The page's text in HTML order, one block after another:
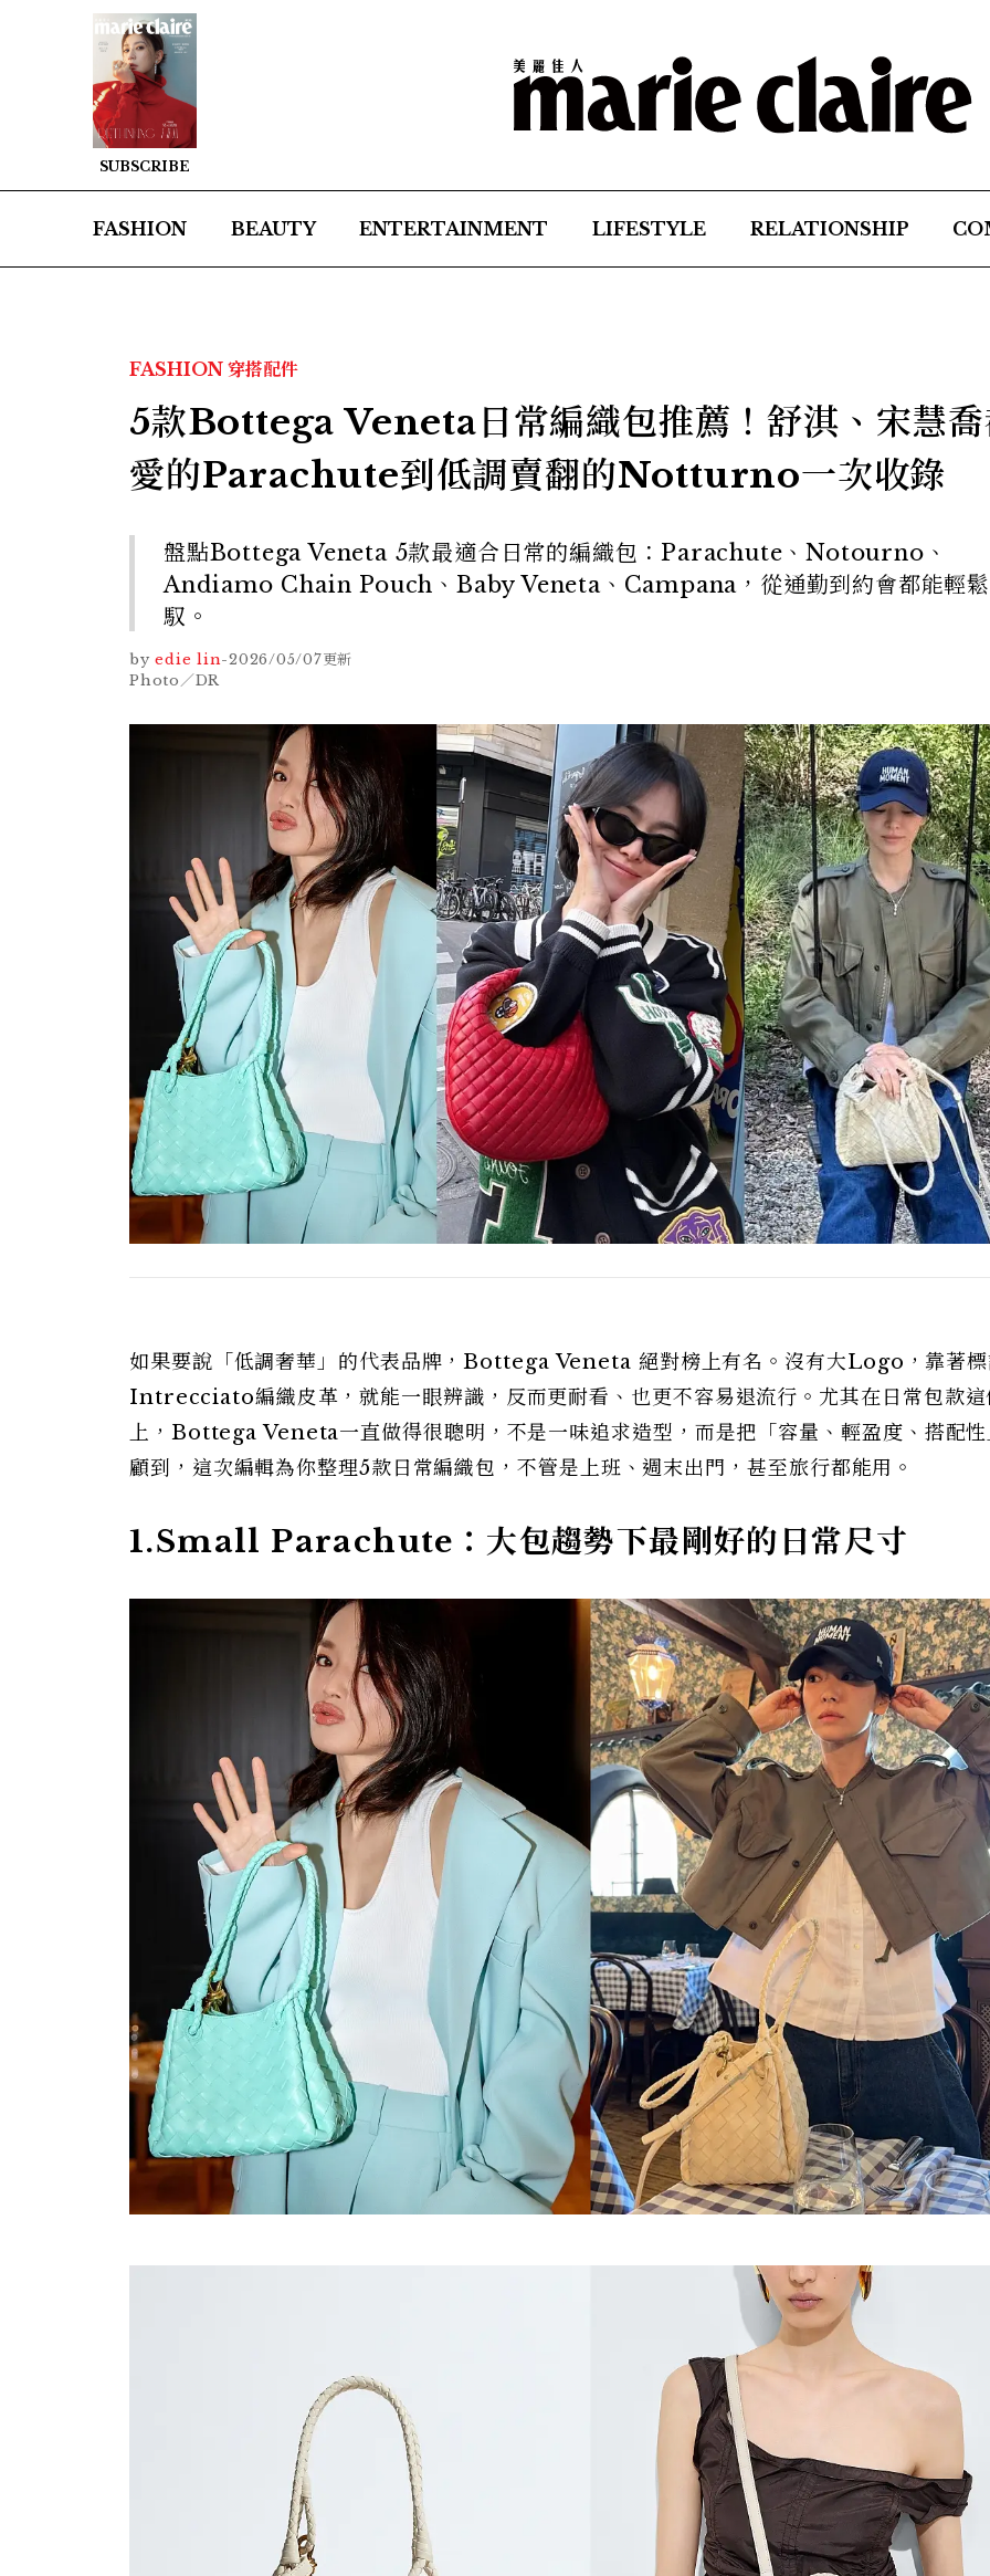
SUBSCRIBE
FASHION BEAUTY ENTERTAINMENT LIFESTYLE RELATIONSHIP
FASHION 穿搭配件
5款Bottega Veneta日常編織包推薦！舒淇、宋慧
愛的Parachute到低調賣翻的Notturno一次收錄
盤點Bottega Veneta 5款最適合日常的編織包：Parachute、Notourno、
Andiamo Chain Pouch、Baby Veneta、Campana，從通勤到約會都能輕
馭。
by edie lin-2026/05/07更新
Photo／DR
如果要說「低調奢華」的代表品牌，Bottega Veneta 絕對榜上有名。沒有大Logo，靠著
Intrecciato編織皮革，就能一眼辨識，反而更耐看、也更不容易退流行。尤其在日常包款這
上，Bottega Veneta一直做得很聰明，不是一味追求造型，而是把「容量、輕盈度、搭配
顧到，這次編輯為你整理5款日常編織包，不管是上班、週末出門，甚至旅行都能用。
1.Small Parachute：大包趨勢下最剛好的日常尺寸